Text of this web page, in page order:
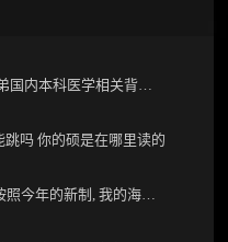
吗 你的硕是在哪里读的